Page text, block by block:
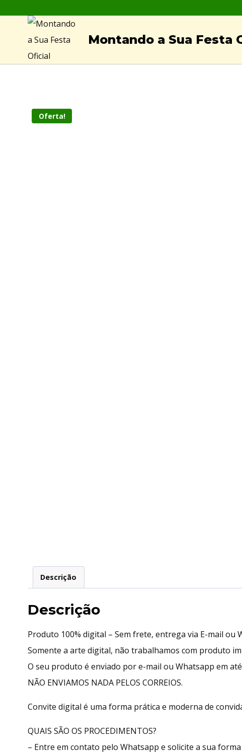
content
Montando a Sua Festa
Oferta!
Descrição
Descrição
Produto 100% digital – Sem frete, entrega via E-mail ou
Somente a arte digital, não trabalhamos com produto
O seu produto é enviado por e-mail ou Whatsapp em
NÃO ENVIAMOS NADA PELOS CORREIOS.
Convite digital é uma forma prática e moderna de
QUAIS SÃO OS PROCEDIMENTOS?
– Entre em contato pelo Whatsapp e solicite a sua